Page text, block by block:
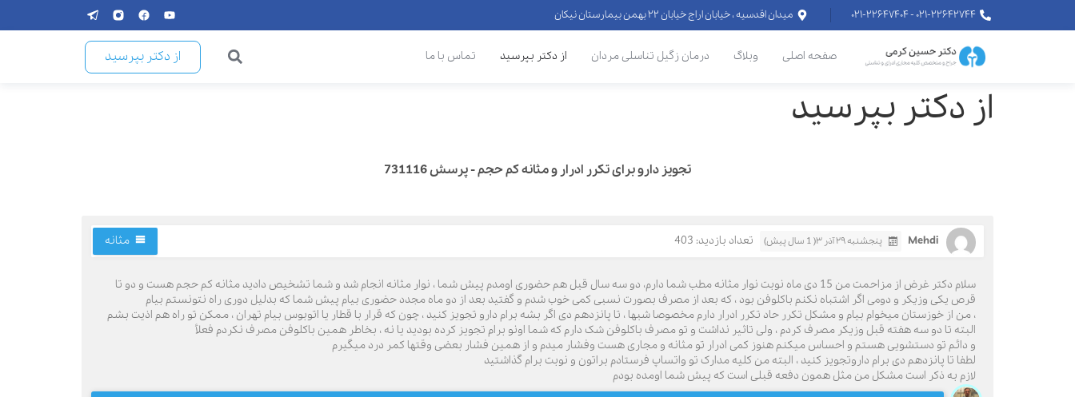
۰۲۱-۲۲۶۴۲۷۴۴ - ۰۲۱-۲۲۶۴۷۴۰۴ میدان اقدسیه ، خیابان اراج خیابان ۲۲ بهمن بیمارستان نیکان
صفحه اصلی وبلاگ درمان زگیل تناسلی مردان از دکتر بپرسید تماس با ما از دکتر بپرسید
از دکتر بپرسید
تجویز دارو برای تکرر ادرار و مثانه کم حجم - پرسش 731116
Mehdi پنجشنبه ۲۹ آذر ۳( 1 سال پیش) تعداد بازدید: 403 مثانه
سلام دکتر غرض از مزاحمت من 15 دی ماه نوبت نوار مثانه مطب شما دارم، دو سه سال قبل هم حضوری اومدم پیش شما ، نوار مثانه انجام شد و شما تشخیص دادید مثانه کم حجم هست و دو تا
قرص یکی وزیکر و دومی اگر اشتباه نکنم باکلوفن بود ، که بعد از مصرف بصورت نسبی کمی خوب شدم و گفتید بعد از دو ماه مجدد حضوری بیام پیش شما که بدلیل دوری راه نتونستم بیام
، من از خوزستان میخوام بیام و مشکل تکرر حاد تکرر ادرار دارم مخصوصا شبها ، تا پانزدهم دی اگر بشه برام دارو تجویز کنید ، چون که قرار با قطار یا اتوبوس بیام تهران ، ممکن تو راه هم اذیت بشم
البته تا دو سه هفته قبل وزیکر مصرف کردم ، ولی تاثیر نداشت و تو مصرف باکلوفن شک دارم که شما اونو برام تجویز کرده بودید یا نه ، بخاطر همین باکلوفن مصرف نکردم فعلأ
و دائم تو دستشویی هستم و احساس میکنم هنوز کمی ادرار تو مثانه و مجاری هست و‌فشار میدم و از همین فشار بعضی وقتها کمر درد میگیرم
لطفا تا پانزدهم دی برام دارو‌تجویز کنید ، البته من کلیه مدارک تو واتساپ فرستادم براتون و نوبت برام گذاشتید
لازم به ذکر است مشکل من مثل همون دفعه قبلی است که پیش شما اومده بودم